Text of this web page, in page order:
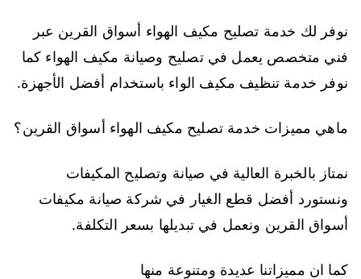
نوفر لك خدمة تصليح مكيف الهواء أسواق القرين عبر
فني متخصص يعمل في تصليح وصيانة مكيف الهواء كما
نوفر خدمة تنظيف مكيف الواء باستخدام أفضل الأجهزة.
ماهي مميزات خدمة تصليح مكيف الهواء أسواق القرين؟
نمتاز بالخبرة العالية في صيانة وتصليح المكيفات
ونستورد أفضل قطع الغيار في شركة صيانة مكيفات
أسواق القرين ونعمل في تبديلها بسعر التكلفة.
كما ان مميزاتنا عديدة ومتنوعة منها